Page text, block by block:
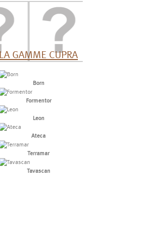
LA GAMME CUPRA
Born
Formentor
Leon
Ateca
Terramar
Tavascan